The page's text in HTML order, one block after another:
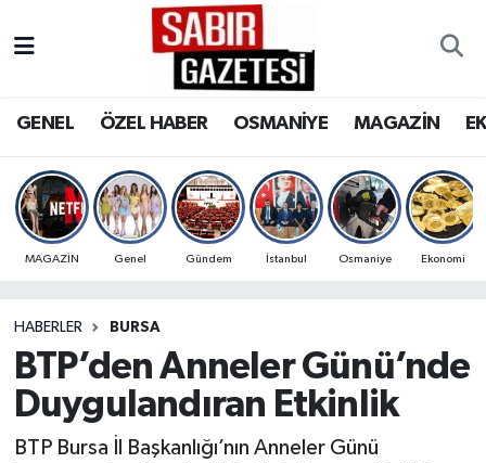
GENEL ÖZEL HABER OSMANİYE MAGAZİN
MAGAZİN Genel Gündem İstanbul Osmaniye Ekonomi
HABERLER BURSA
BTP’den Anneler Günü’nde
Duygulandıran Etkinlik
BTP Bursa İl Başkanlığı’nın Anneler Günü
OSMANİYE
MAGAZİN
SPOR
RESMİ İLANLAR
Osmaniye Nöbetçi Eczaneler
Osmaniye Trafik Yoğunluk Haritası
Süper Lig Puan Durumu ve Fikstür
Son Dakika Haberleri
Haber Arşivi